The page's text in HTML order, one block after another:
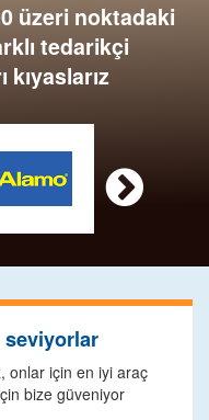
üzeri noktadaki
tedarikçi

onlar için en iyi araç
bize güveniyor